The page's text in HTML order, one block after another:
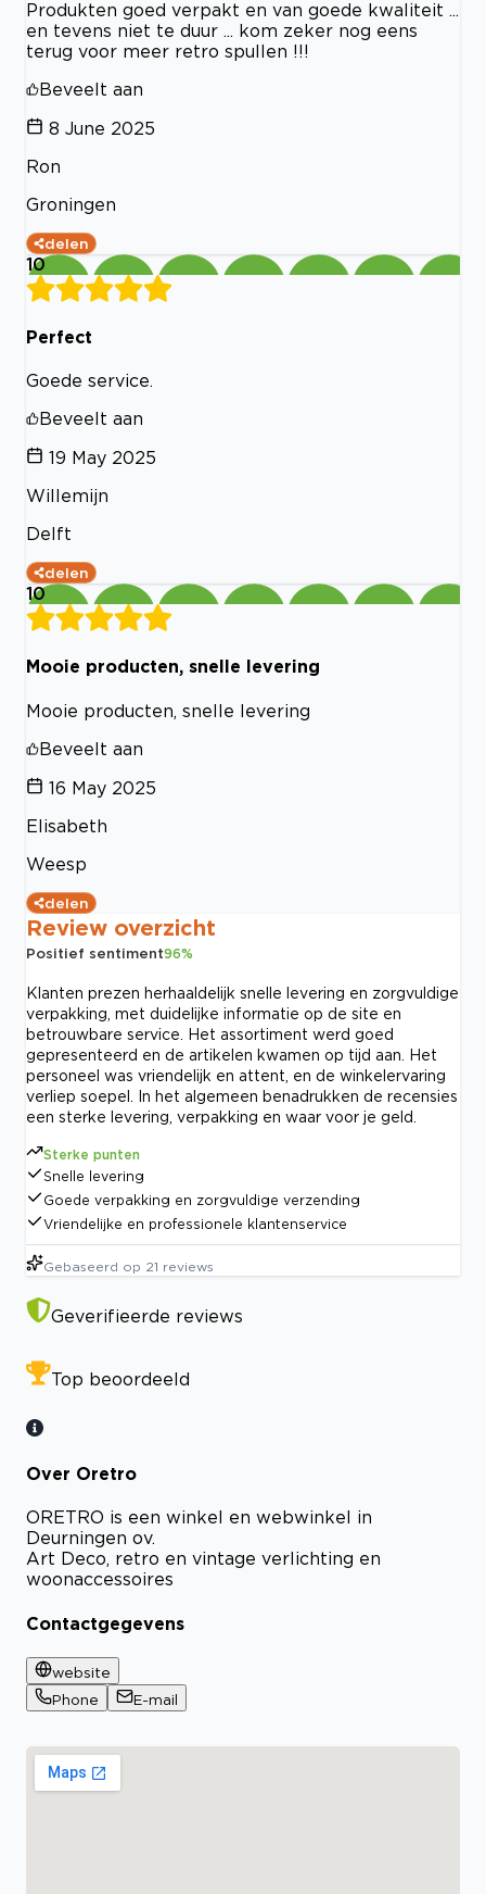
Produkten goed verpakt en van goede kwaliteit ...
en tevens niet te duur ... kom zeker nog eens
terug voor meer retro spullen !!!
Beveelt aan
8 June 2025
Ron
Groningen
delen
10
Perfect
Goede service.
Beveelt aan
19 May 2025
Willemijn
Delft
delen
10
Mooie producten, snelle levering
Mooie producten, snelle levering
Beveelt aan
16 May 2025
Elisabeth
Weesp
delen
Review overzicht
Positief sentiment96%
Klanten prezen herhaaldelijk snelle levering en zorgvuldige
verpakking, met duidelijke informatie op de site en
betrouwbare service. Het assortiment werd goed
gepresenteerd en de artikelen kwamen op tijd aan. Het
personeel was vriendelijk en attent, en de winkelervaring
verliep soepel. In het algemeen benadrukken de recensies
een sterke levering, verpakking en waar voor je geld.
Sterke punten
Snelle levering
Goede verpakking en zorgvuldige verzending
Vriendelijke en professionele klantenservice
Gebaseerd op 21 reviews
Geverifieerde reviews
Top beoordeeld
Over Oretro
ORETRO is een winkel en webwinkel in
Deurningen ov.
Art Deco, retro en vintage verlichting en
woonaccessoires
Contactgegevens
website
Phone
E-mail